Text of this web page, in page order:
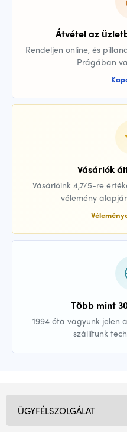
Átvétel az
Rendeljen online, és
Prágában
Vásárlók
Vásárlóink 4,7/5-re
vélemény
Több mint
1994 óta vagyunk jelen
szállítunk
ÜGYFÉLSZOLGÁLAT